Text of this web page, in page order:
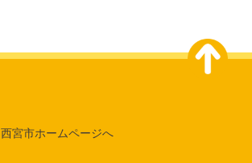
西宮市ホームページへ